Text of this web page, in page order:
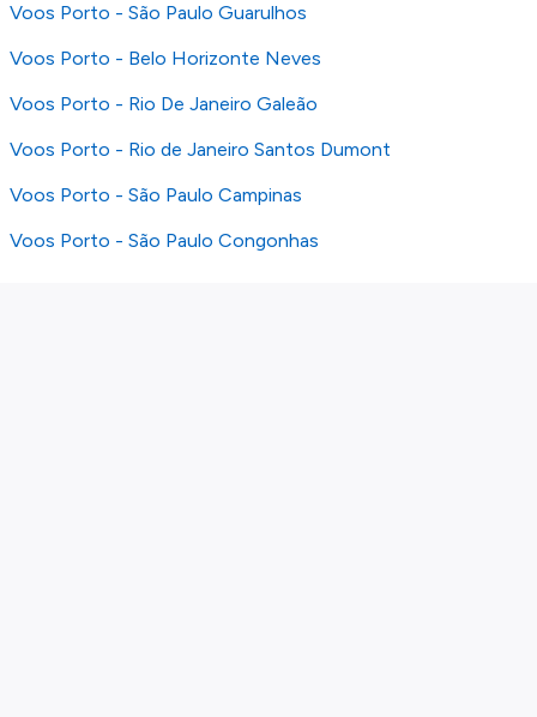
Voos Porto - São Paulo Guarulhos
Voos Porto - Belo Horizonte Neves
Voos Porto - Rio De Janeiro Galeão
Voos Porto - Rio de Janeiro Santos Dumont
Voos Porto - São Paulo Campinas
Voos Porto - São Paulo Congonhas